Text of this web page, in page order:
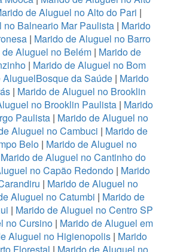
de Aluguel no Alto do Pari |
no Balneario Mar Paulista| Marido
| Marido de Aluguel no Barro
de Aluguel no Belém | Marido de
| Marido de Aluguel no Bom
AluguelBosque da Saúde | Marido
| Marido de Aluguel no Brooklin
no Brooklin Paulista | Marido
Paulista | Marido de Aluguel no
Aluguel no Cambuci | Marido de
Belo | Marido de Aluguel no
Marido de Aluguel no Cantinho do
no Capão Redondo| Marido
| Marido de Aluguel no
Aluguel no Catumbi | Marido de
| Marido de Aluguel no Centro SP
no Cursino | Marido de Aluguel em
Aluguel no Higienopolis| Marido